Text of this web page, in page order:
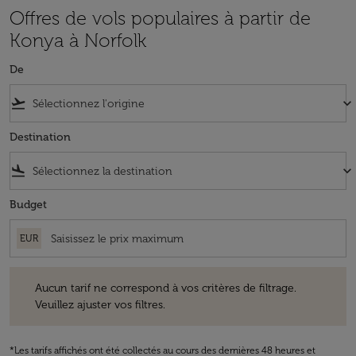
Offres de vols populaires à partir de
Konya à Norfolk
De
flight_takeoff keyboard_arrow_down
Destination
flight_land keyboard_arrow_down
Budget
EUR
Aucun tarif ne correspond à vos critères de filtrage.
Veuillez ajuster vos filtres.
*Les tarifs affichés ont été collectés au cours des dernières 48 heures et